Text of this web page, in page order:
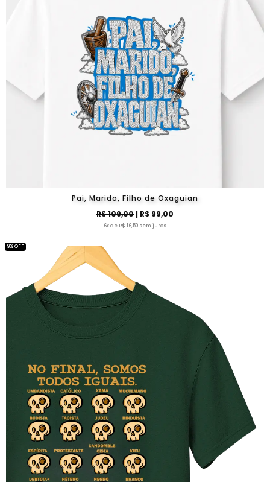
Pai, Marido, Filho de Oxaguian
R$ 109,00 | R$ 99,00
6x de R$ 16,50 sem juros
9% OFF